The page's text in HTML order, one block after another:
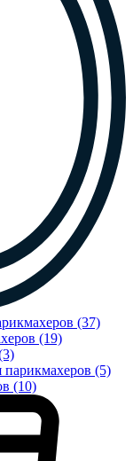
(37)
(19)
(5)
(10)